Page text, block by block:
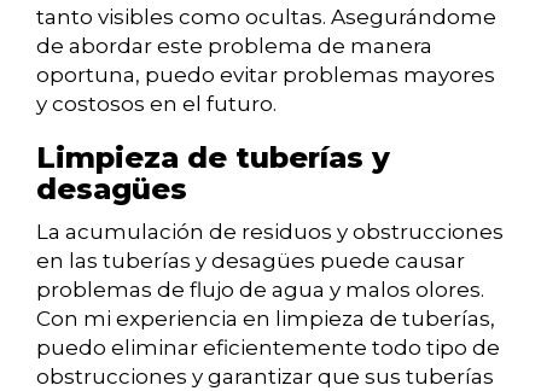
tanto visibles como ocultas. Asegurándome
de abordar este problema de manera
oportuna, puedo evitar problemas mayores
y costosos en el futuro.
Limpieza de tuberías y
desagües
La acumulación de residuos y obstrucciones
en las tuberías y desagües puede causar
problemas de flujo de agua y malos olores.
Con mi experiencia en limpieza de tuberías,
puedo eliminar eficientemente todo tipo de
obstrucciones y garantizar que sus tuberías